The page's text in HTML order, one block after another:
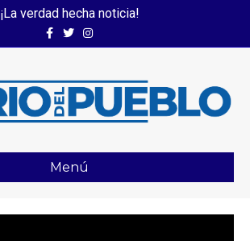
¡La verdad hecha noticia!
FacebookTwitterInstagram
Menú